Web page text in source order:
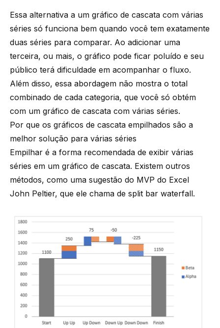
Essa alternativa a um gráfico de cascata com várias
séries só funciona bem quando você tem exatamente
duas séries para comparar. Ao adicionar uma
terceira, ou mais, o gráfico pode ficar poluído e seu
público terá dificuldade em acompanhar o fluxo.
Além disso, essa abordagem não mostra o total
combinado de cada categoria, que você só obtém
com um gráfico de cascata com várias séries.
Por que os gráficos de cascata empilhados são a
melhor solução para várias séries
Empilhar é a forma recomendada de exibir várias
séries em um gráfico de cascata. Existem outros
métodos, como uma sugestão do MVP do Excel
John Peltier, que ele chama de split bar waterfall.